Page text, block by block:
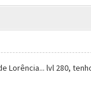
Lorência... lvl 280,